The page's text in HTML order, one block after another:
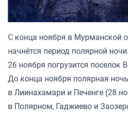
С конца ноября в Мурманской
начнётся период полярной
26 ноября погрузится поселок
До конца ноября полярная
в Лиинахамари и Печенге (28
в Полярном, Гаджиево и